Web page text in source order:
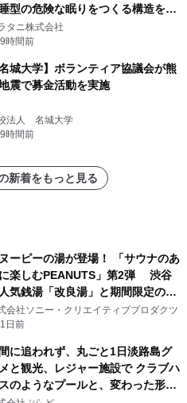
型の危険な眠りをつくる構造を解
タニ株式会社
9時間前
名城大学】ボランティア協議会が熊
震で募金活動を実施
法人 名城大学
9時間前
新着をもっと見る
ーピーの湯が登場！ 「サウナのあ
楽しむPEANUTS」第2弾 渋谷
気銭湯「改良湯」と期間限定のコ
レーション サウナイキタイコラ
ッズも発売決定！
会社ソニー・クリエイティブプロダクツ
1日前
に追われず、丸ごと1日淡路島グ
と観光、レジャー施設で クラブハ
のようなプールと、変わった形の